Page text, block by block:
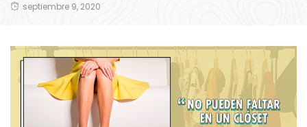
septiembre 9, 2020